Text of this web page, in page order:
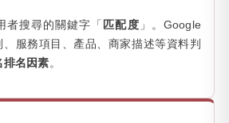
者搜尋的關鍵字「 匹配度 」。Google
服務項目、產品、商家描述等資料判
排名因素。